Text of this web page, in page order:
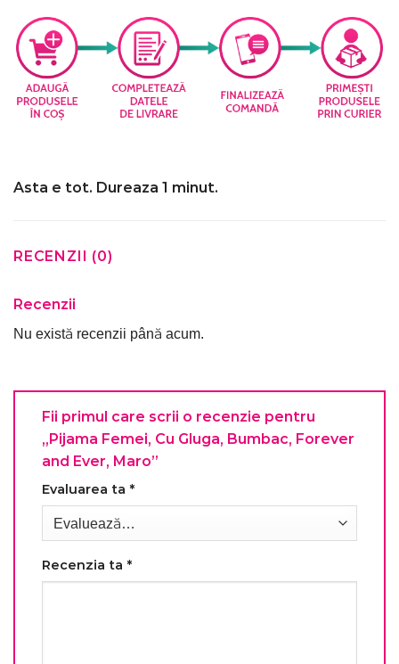
Asta e tot. Dureaza 1 minut.
RECENZII (0)
Recenzii
Nu există recenzii până acum.
Fii primul care scrii o recenzie pentru
„Pijama Femei, Cu Gluga, Bumbac, Forever
and Ever, Maro”
Evaluarea ta *
Recenzia ta *